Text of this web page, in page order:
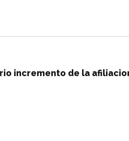
incremento de la